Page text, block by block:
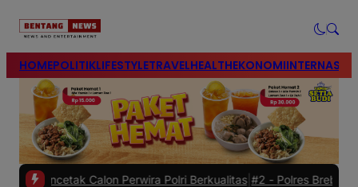
HOMEPOLITIKLIFESTYLETRAVELHEALTHEKONOMI
Calon Perwira Polri Berkualitas|#2 -Polres Brebes Dalami